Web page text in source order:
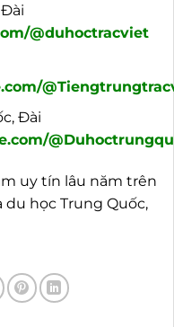
@duhoctracviet
Đài
uy tín lâu năm trên
học Trung Quốc,